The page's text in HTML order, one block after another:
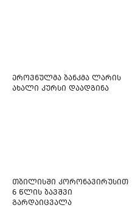
ეროვნულმა ბანკმა ლარის
ახალი კურსი დაადგინა
თბილისში კორონავირუსით
6 წლის ბავშვი
გარდაიცვალა